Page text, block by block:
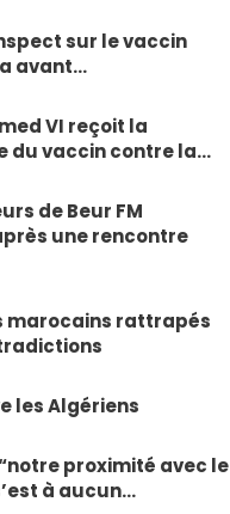
sur le vaccin
avant…
VI reçoit la
du vaccin contre la…
de Beur FM
une rencontre
marocains rattrapés
les Algériens
proximité avec le
à aucun…